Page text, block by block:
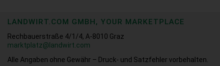
LANDWIRT.COM GMBH, YOUR MARKETPLACE
Rechbauerstraße 4/1/4, A-8010 Graz
marktplatz@landwirt.com
Alle Angaben ohne Gewähr – Druck- und Satzfehler vorbehalten.